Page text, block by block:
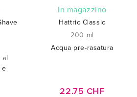
al
e
In magazzino
Hattric Classic
200 ml
Acqua pre-rasatura
22.75 CHF